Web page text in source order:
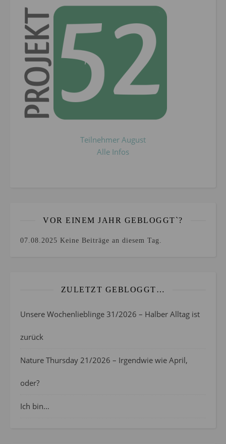
Teilnehmer August
Alle Infos
VOR EINEM JAHR GEBLOGGT`?
07.08.2025 Keine Beiträge an diesem Tag.
ZULETZT GEBLOGGT…
Unsere Wochenlieblinge 31/2026 – Halber Alltag ist
zurück
Nature Thursday 21/2026 – Irgendwie wie April,
oder?
Ich bin…